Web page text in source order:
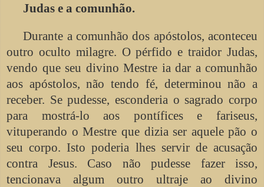
Judas e a comunhão.
Durante a comunhão dos apóstolos, aconteceu
outro oculto milagre. O pérfido e traidor Judas,
vendo que seu divino Mestre ia dar a comunhão
aos apóstolos, não tendo fé, determinou não a
receber. Se pudesse, esconderia o sagrado corpo
para mostrá-lo aos pontífices e fariseus,
vituperando o Mestre que dizia ser aquele pão o
seu corpo. Isto poderia lhes servir de acusação
contra Jesus. Caso não pudesse fazer isso,
tencionava algum outro ultraje ao divino